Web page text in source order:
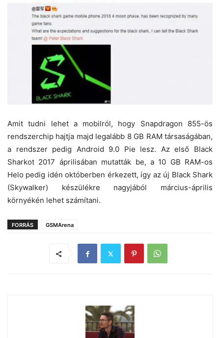
Amit tudni lehet a mobilról, hogy Snapdragon 855-ös
rendszerchip hajtja majd legalább 8 GB RAM társaságában,
a rendszer pedig Android 9.0 Pie lesz. Az első Black
Sharkot 2017 áprilisában mutatták be, a 10 GB RAM-os
Helo pedig idén októberben érkezett, így az új Black Shark
(Skywalker) készülékre nagyjából március-április
környékén lehet számítani.
FORRÁS GSMArena